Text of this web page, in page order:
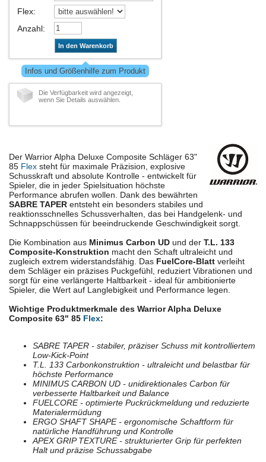
Flex:
Anzahl:
In den Warenkorb
Infos und Größenhilfe zum Produkt
Die Verfügbarkeit wird angezeigt,
wenn Sie Details auswählen.
Der Warrior Alpha Deluxe Composite Schläger 63"
85 Flex steht für maximale Präzision, explosive
Schusskraft und absolute Kontrolle - entwickelt für
Spieler, die in jeder Spielsituation höchste
Performance abrufen wollen. Dank des bewährten
SABRE TAPER entsteht ein besonders stabiles und
reaktionsschnelles Schussverhalten, das bei Handgelenk- und
Schnappschüssen für beeindruckende Geschwindigkeit sorgt.
Die Kombination aus Minimus Carbon UD und der T.L. 133
Composite-Konstruktion macht den Schaft ultraleicht und
zugleich extrem widerstandsfähig. Das FuelCore-Blatt verleiht
dem Schläger ein präzises Puckgefühl, reduziert Vibrationen und
sorgt für eine verlängerte Haltbarkeit - ideal für ambitionierte
Spieler, die Wert auf Langlebigkeit und Performance legen.
Wichtige Produktmerkmale des Warrior Alpha Deluxe
Composite 63" 85 Flex:
SABRE TAPER - stabiler, präziser Schuss mit kontrolliertem
Low-Kick-Point
T.L. 133 Carbonkonstruktion - ultraleicht und belastbar für
höchste Performance
MINIMUS CARBON UD - unidirektionales Carbon für
verbesserte Haltbarkeit und Balance
FUELCORE - optimierte Puckrückmeldung und reduzierte
Materialermüdung
ERGO SHAFT SHAPE - ergonomische Schaftform für
natürliche Handführung und Kontrolle
APEX GRIP TEXTURE - strukturierter Grip für perfekten
Halt und präzise Schussabgabe